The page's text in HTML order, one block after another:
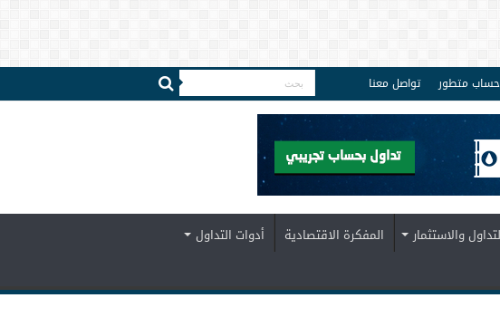
حساب متطور تواصل معنا
والاستثمار المفكرة الاقتصادية
أدوات التداول